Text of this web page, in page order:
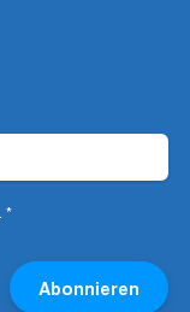
*
Abonnieren